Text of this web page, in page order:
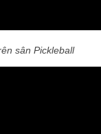
sân Pickleball